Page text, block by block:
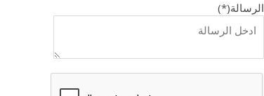
الرسالة(*)